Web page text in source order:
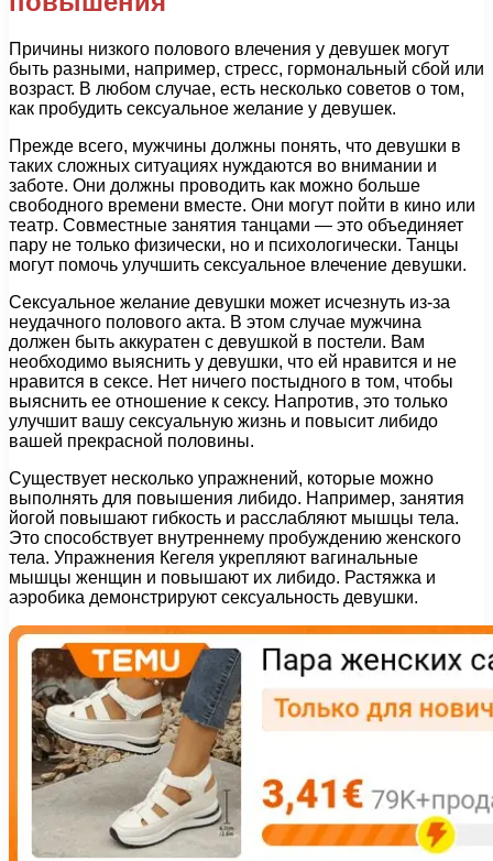
Причины низкого полового влечения у девушек могут
быть разными, например, стресс, гормональный сбой или
возраст. В любом случае, есть несколько советов о том,
как пробудить сексуальное желание у девушек.
Прежде всего, мужчины должны понять, что девушки в
таких сложных ситуациях нуждаются во внимании и
заботе. Они должны проводить как можно больше
свободного времени вместе. Они могут пойти в кино или
театр. Совместные занятия танцами — это объединяет
пару не только физически, но и психологически. Танцы
могут помочь улучшить сексуальное влечение девушки.
Сексуальное желание девушки может исчезнуть из-за
неудачного полового акта. В этом случае мужчина
должен быть аккуратен с девушкой в постели. Вам
необходимо выяснить у девушки, что ей нравится и не
нравится в сексе. Нет ничего постыдного в том, чтобы
выяснить ее отношение к сексу. Напротив, это только
улучшит вашу сексуальную жизнь и повысит либидо
вашей прекрасной половины.
Существует несколько упражнений, которые можно
выполнять для повышения либидо. Например, занятия
йогой повышают гибкость и расслабляют мышцы тела.
Это способствует внутреннему пробуждению женского
тела. Упражнения Кегеля укрепляют вагинальные
мышцы женщин и повышают их либидо. Растяжка и
аэробика демонстрируют сексуальность девушки.